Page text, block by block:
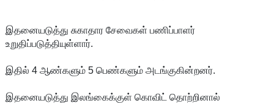
இதனையடுத்து சுகாதார சேவைகள் பணிப்பாளர்
உறுதிப்படுத்தியுள்ளார்.
இதில் 4 ஆண்களும் 5 பெண்களும் அடங்குகின்றனர்.
இதனையடுத்து இலங்கைக்குள் கொவிட் தொற்றினால்